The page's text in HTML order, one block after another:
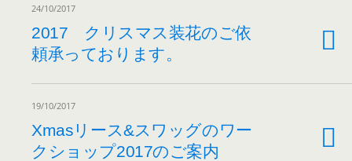
24/10/2017
2017 クリスマス装花のご依
頼承っております。
19/10/2017
Xmasリース&スワッグのワー
クショップ2017のご案内